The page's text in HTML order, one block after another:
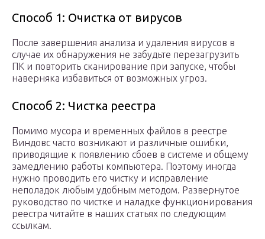
Способ 1: Очистка от вирусов
После завершения анализа и удаления вирусов в
случае их обнаружения не забудьте перезагрузить
ПК и повторить сканирование при запуске, чтобы
наверняка избавиться от возможных угроз.
Способ 2: Чистка реестра
Помимо мусора и временных файлов в реестре
Виндовс часто возникают и различные ошибки,
приводящие к появлению сбоев в системе и общему
замедлению работы компьютера. Поэтому иногда
нужно проводить его чистку и исправление
неполадок любым удобным методом. Развернутое
руководство по чистке и наладке функционирования
реестра читайте в наших статьях по следующим
ссылкам.